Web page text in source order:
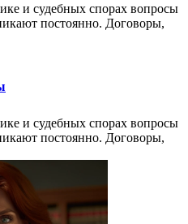
и судебных спорах вопросы
постоянно. Договоры,
и судебных спорах вопросы
постоянно. Договоры,